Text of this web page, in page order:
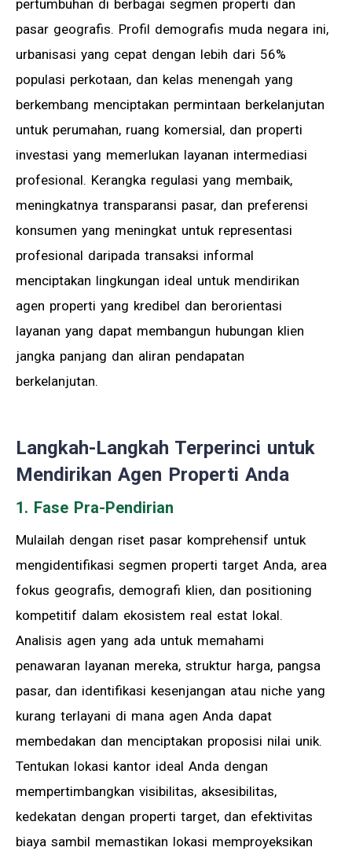
pertumbuhan di berbagai segmen properti dan
pasar geografis. Profil demografis muda negara ini,
urbanisasi yang cepat dengan lebih dari 56%
populasi perkotaan, dan kelas menengah yang
berkembang menciptakan permintaan berkelanjutan
untuk perumahan, ruang komersial, dan properti
investasi yang memerlukan layanan intermediasi
profesional. Kerangka regulasi yang membaik,
meningkatnya transparansi pasar, dan preferensi
konsumen yang meningkat untuk representasi
profesional daripada transaksi informal
menciptakan lingkungan ideal untuk mendirikan
agen properti yang kredibel dan berorientasi
layanan yang dapat membangun hubungan klien
jangka panjang dan aliran pendapatan
berkelanjutan.
Langkah-Langkah Terperinci untuk
Mendirikan Agen Properti Anda
1. Fase Pra-Pendirian
Mulailah dengan riset pasar komprehensif untuk
mengidentifikasi segmen properti target Anda, area
fokus geografis, demografi klien, dan positioning
kompetitif dalam ekosistem real estat lokal.
Analisis agen yang ada untuk memahami
penawaran layanan mereka, struktur harga, pangsa
pasar, dan identifikasi kesenjangan atau niche yang
kurang terlayani di mana agen Anda dapat
membedakan dan menciptakan proposisi nilai unik.
Tentukan lokasi kantor ideal Anda dengan
mempertimbangkan visibilitas, aksesibilitas,
kedekatan dengan properti target, dan efektivitas
biaya sambil memastikan lokasi memproyeksikan